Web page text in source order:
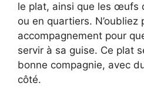
le plat, ainsi que les œufs
ou en quartiers. N’oubliez
accompagnement pour
servir à sa guise. Ce plat
bonne compagnie, avec
côté.